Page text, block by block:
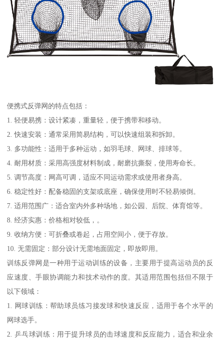
便携式反弹网的特点包括：
1. 轻便易携：设计紧凑，重量轻，便于携带和移动。
2. 快速安装：通常采用简易结构，可以快速组装和拆卸。
3. 多功能性：适用于多种运动，如羽毛球、网球、排球等。
4. 耐用材质：采用高强度材料制成，耐磨抗撕裂，使用寿命长。
5. 调节高度：网高可调，适应不同运动需求或使用者身高。
6. 稳定性好：配备稳固的支架或底座，确保使用时不轻易倾倒。
7. 适用范围广：适合室内外多种场地，如公园、后院、体育馆等。
8. 经济实惠：价格相对较低，。
9. 收纳方便：可折叠或卷起，占用空间小，便于存放。
10. 无需固定：部分设计无需地面固定，即放即用。
训练反弹网是一种用于运动训练的设备，主要用于提高运动员的反
应速度、手眼协调能力和技术动作的度。其适用范围包括但不限于
以下领域：
1. 网球训练：帮助球员练习接发球和快速反应，适用于各个水平的
网球选手。
2. 乒乓球训练：用于提升球员的击球速度和反应能力，适合和业余